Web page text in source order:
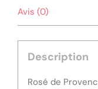
Avis (0)
Description
Rosé de